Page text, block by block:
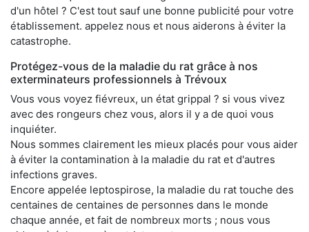
d'un hôtel ? C'est tout sauf une bonne publicité pour votre
établissement. appelez nous et nous aiderons à éviter la
catastrophe.
Protégez-vous de la maladie du rat grâce à nos
exterminateurs professionnels à Trévoux
Vous vous voyez fiévreux, un état grippal ? si vous vivez
avec des rongeurs chez vous, alors il y a de quoi vous
inquiéter.
Nous sommes clairement les mieux placés pour vous aider
à éviter la contamination à la maladie du rat et d'autres
infections graves.
Encore appelée leptospirose, la maladie du rat touche des
centaines de centaines de personnes dans le monde
chaque année, et fait de nombreux morts ; nous vous